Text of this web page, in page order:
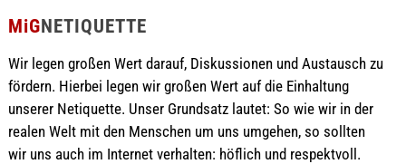
MiGNETIQUETTE
Wir legen großen Wert darauf, Diskussionen und Austausch zu
fördern. Hierbei legen wir großen Wert auf die Einhaltung
unserer Netiquette. Unser Grundsatz lautet: So wie wir in der
realen Welt mit den Menschen um uns umgehen, so sollten
wir uns auch im Internet verhalten: höflich und respektvoll.